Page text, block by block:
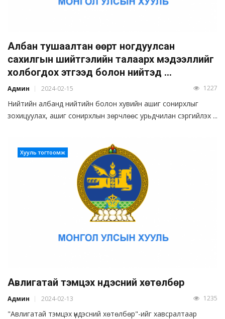
Албан тушаалтан өөрт ногдуулсан
сахилгын шийтгэлийн талаарх мэдээллийг
холбогдох этгээд болон нийтэд ...
Админ 2024-02-15 1227
Нийтийн албанд нийтийн болон хувийн ашиг сонирхлыг
зохицуулах, ашиг сонирхлын зөрчлөөс урьдчилан сэргийлэх ...
Хууль тогтоомж
Авлигатай тэмцэх үндэсний хөтөлбөр
Админ 2024-02-13 1235
"Авлигатай тэмцэх үндэсний хөтөлбөр"-ийг хавсралтаар